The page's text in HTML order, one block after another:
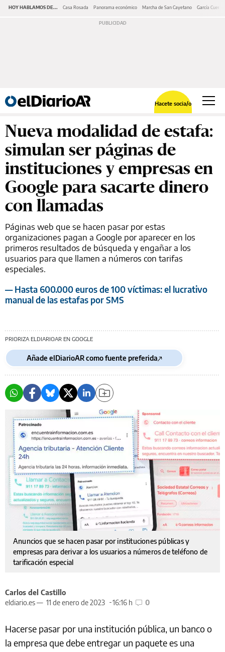
HOY HABLAMOS DE... Casa Rosada Panorama económico Marcha de San Cayetano García Cuerva
Hacete socia/o
Nueva modalidad de estafa:
simulan ser páginas de
instituciones y empresas en
Google para sacarte dinero
con llamadas
Páginas web que se hacen pasar por estas
organizaciones pagan a Google por aparecer en los
primeros resultados de búsqueda y engañar a los
usuarios para que llamen a números con tarifas
especiales.
— Hasta 600.000 euros de 100 víctimas: el lucrativo
manual de las estafas por SMS
PRIORIZA ELDIARIOAR EN GOOGLE
Añade elDiarioAR como fuente preferida
Anuncios que se hacen pasar por instituciones públicas y
empresas para derivar a los usuarios a números de teléfono de
tarificación especial
Carlos del Castillo
eldiario.es — 11 de enero de 2023 16:16 h 0
Hacerse pasar por una institución pública, un banco o
la empresa que debe entregar un paquete es una